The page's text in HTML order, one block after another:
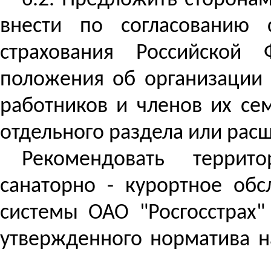
внести по
страхования
положения об
работников и членов их
отдельного раздела или
Рекомендовать
санаторно - курортное
системы ОАО
утвержденного норматива